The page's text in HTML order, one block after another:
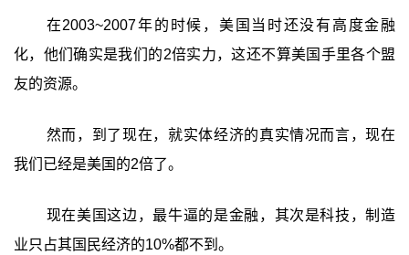
在2003~2007年的时候，美国当时还没有高度金融
化，他们确实是我们的2倍实力，这还不算美国手里各个盟
友的资源。
然而，到了现在，就实体经济的真实情况而言，现在
我们已经是美国的2倍了。
现在美国这边，最牛逼的是金融，其次是科技，制造
业只占其国民经济的10%都不到。